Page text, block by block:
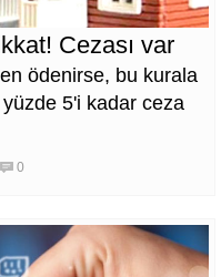
Cezası var
ödenirse, bu kurala
5'i kadar ceza
0